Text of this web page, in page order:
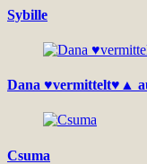
Sybille
Dana ♥vermittelt♥▲
Csuma